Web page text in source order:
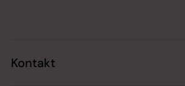
Kontakt